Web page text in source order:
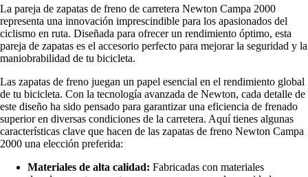
La pareja de zapatas de freno de carretera Newton Campa 2000
representa una innovación imprescindible para los apasionados del
ciclismo en ruta. Diseñada para ofrecer un rendimiento óptimo, esta
pareja de zapatas es el accesorio perfecto para mejorar la seguridad y la
maniobrabilidad de tu bicicleta.
Las zapatas de freno juegan un papel esencial en el rendimiento global
de tu bicicleta. Con la tecnología avanzada de Newton, cada detalle de
este diseño ha sido pensado para garantizar una eficiencia de frenado
superior en diversas condiciones de la carretera. Aquí tienes algunas
características clave que hacen de las zapatas de freno Newton Campa
2000 una elección preferida:
Materiales de alta calidad: Fabricadas con materiales